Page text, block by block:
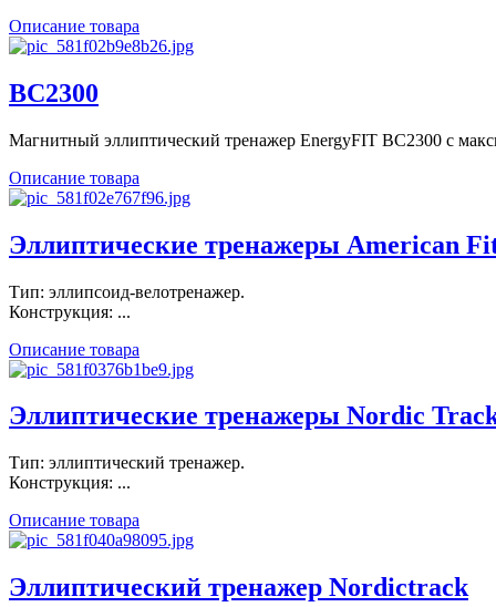
Описание товара
BC2300
Магнитный эллиптический тренажер EnergyFIT BC2300 с
Описание товара
Эллиптические тренажеры American
Тип: эллипсоид-велотренажер.
Конструкция: ...
Описание товара
Эллиптические тренажеры Nordic
Тип: эллиптический тренажер.
Конструкция: ...
Описание товара
Эллиптический тренажер Nordictrack